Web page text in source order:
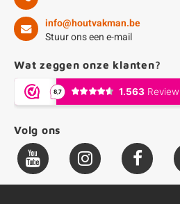
info@houtvakman.be
Stuur ons een e-mail
Wat zeggen onze klanten?
Volg ons